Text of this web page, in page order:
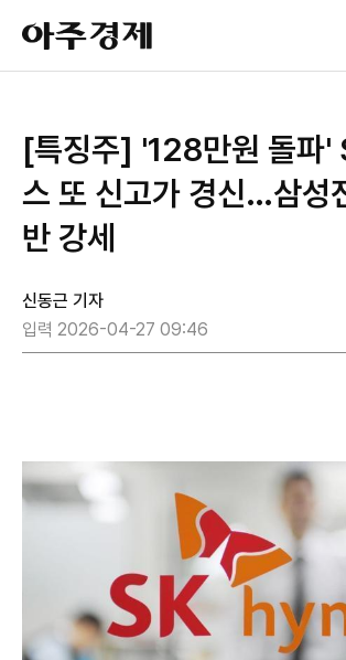
아
주
경
[특징주] '128만원 돌파'
스 또 신고가 경신…삼성
반 강세
신동근 기자
입력 2026-04-27 09:46